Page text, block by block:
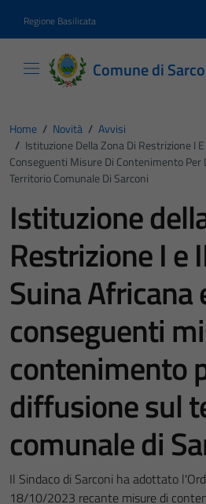
Regione Basilicata
Comune di
Home / Novità / Avvisi
/ Istituzione Della Zona Di Restrizione I
Conseguenti Misure Di Contenimento Per
Territorio Comunale Di Sarconi
Istituzione
Restrizione I e
Suina Africana
conseguenti
contenimento
diffusione sul
comunale di
Il Sindaco di Sarconi ha adottato
18/10/2023 recante misure di